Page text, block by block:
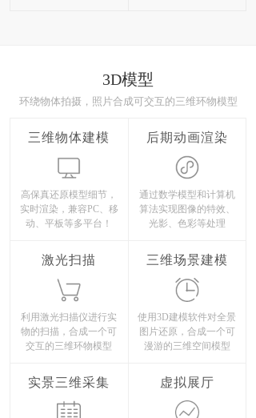
3D模型
环绕物体拍摄，照片合成可交互的三维环物模型
三维物体建模
高保真还原模型细节，
实时渲染，兼容PC、移
动、平板等多平台！
后期动画渲染
通过数学模型和计算机
算法实现图像的特效、
光影、色彩等处理
激光扫描
利用激光扫描仪进行实
物的扫描，合成一个可
交互的三维环物模型
三维场景建模
使用3D建模软件对全景
图片还原，合成一个可
漫游的三维空间模型
实景三维采集 虚拟展厅